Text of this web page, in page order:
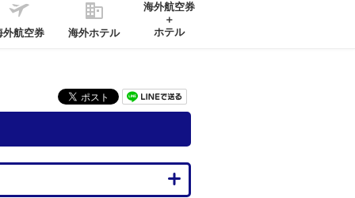
外航空券 海外ホテル
海外航空券
＋
ホテル